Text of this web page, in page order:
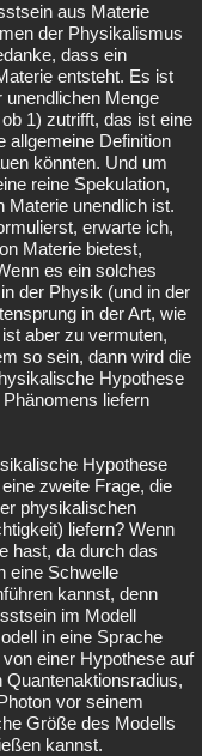
aus Materie
der Physikalismus
dass ein
entsteht. Es ist
Menge
1) zutrifft, das ist eine
allgemeine Definition
könnten. Und um
reine Spekulation,
Materie unendlich ist.
erwarte ich,
Materie bietest,
es ein solches
der Physik (und in der
in der Art, wie
aber zu vermuten,
so sein, dann wird die
Hypothese
liefern
Hypothese
zweite Frage, die
physikalischen
liefern? Wenn
hast, da durch das
eine Schwelle
kannst, denn
im Modell
in eine Sprache
einer Hypothese auf
vor seinem
Größe des Modells
kannst.